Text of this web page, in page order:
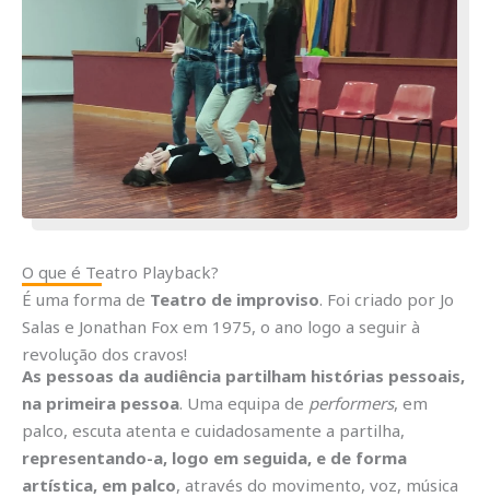
O que é Teatro Playback?
É uma forma de Teatro de improviso. Foi criado por Jo
Salas e Jonathan Fox em 1975, o ano logo a seguir à
revolução dos cravos!
As pessoas da audiência partilham histórias pessoais,
na primeira pessoa. Uma equipa de performers, em
palco, escuta atenta e cuidadosamente a partilha,
representando-a, logo em seguida, e de forma
artística, em palco, através do movimento, voz, música